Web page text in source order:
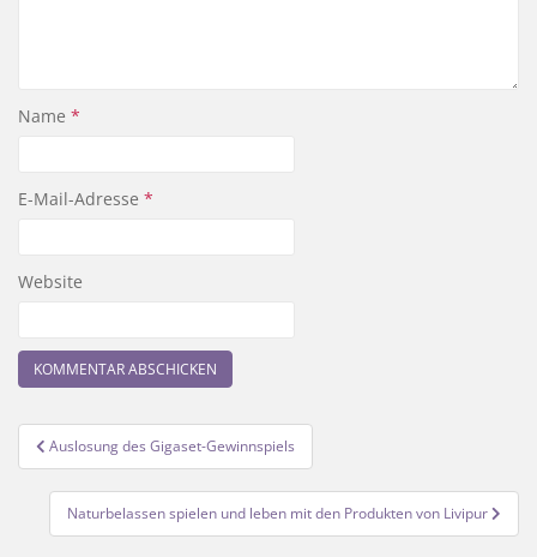
Name *
E-Mail-Adresse *
Website
Beitragsnavigation
Auslosung des Gigaset-Gewinnspiels
Naturbelassen spielen und leben mit den Produkten von Livipur